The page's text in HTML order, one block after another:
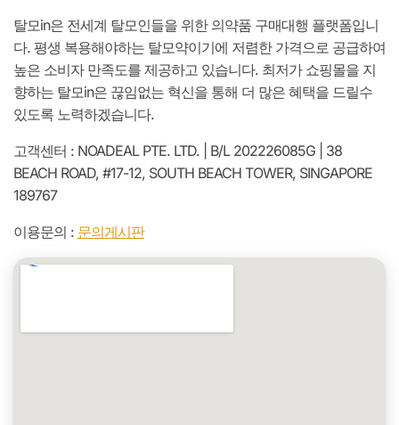
탈모in은 전세계 탈모인들을 위한 의약품 구매대행 플랫폼입니
다. 평생 복용해야하는 탈모약이기에 저렴한 가격으로 공급하여
높은 소비자 만족도를 제공하고 있습니다. 최저가 쇼핑몰을 지
향하는 탈모in은 끊임없는 혁신을 통해 더 많은 혜택을 드릴수
있도록 노력하겠습니다.
고객센터 : NOADEAL PTE. LTD. | B/L 202226085G | 38
BEACH ROAD, #17-12, SOUTH BEACH TOWER, SINGAPORE
189767
이용문의 : 문의게시판